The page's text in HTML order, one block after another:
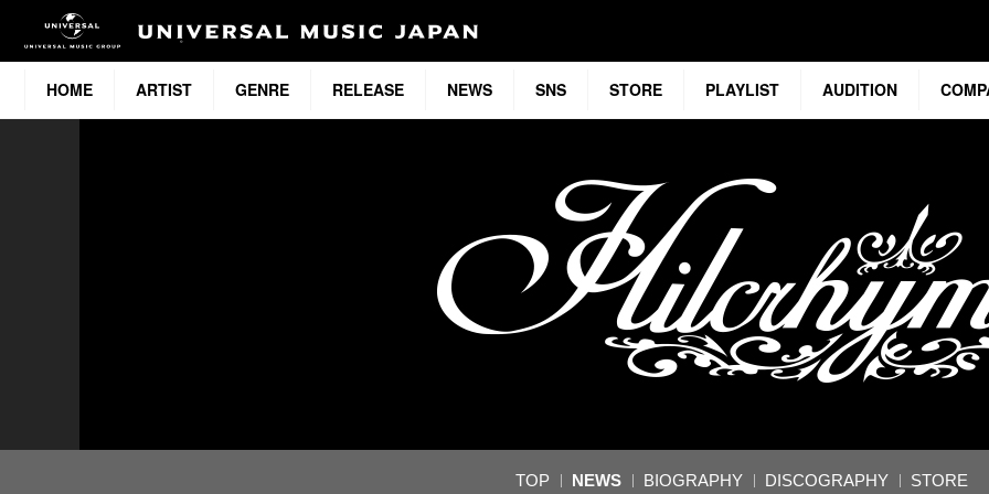
HOME ARTIST GENRE RELEASE NEWS SNS STORE PLAYLIST AUDITION
TOP NEWS BIOGRAPHY DISCOGRAPHY STORE